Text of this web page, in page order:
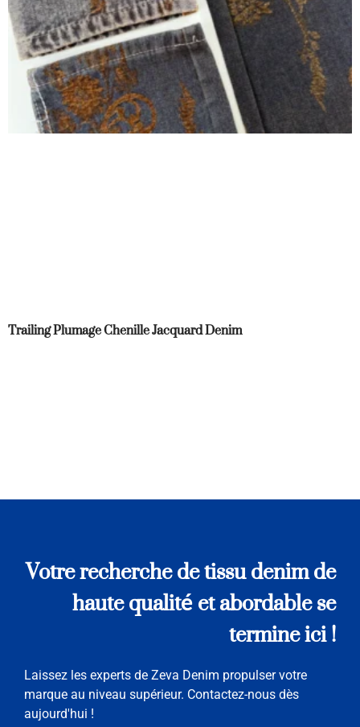
Trailing Plumage Chenille Jacquard Denim
Votre recherche de tissu denim de
haute qualité et abordable se
termine ici !
Laissez les experts de Zeva Denim propulser votre
marque au niveau supérieur. Contactez-nous dès
aujourd'hui !